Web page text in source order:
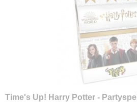
Time's Up! Harry Potter - Partyspel